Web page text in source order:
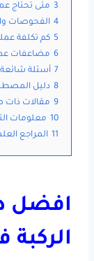
3 متى تحتاج
4 الفحوصات
5 كم تكلفة
6 مضاعفات
7 أسئلة
8 دليل
9 مقالات ذات
10 معلومات
11 المراجع
افضل
الركبة